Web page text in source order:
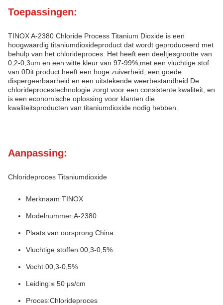
Toepassingen:
TINOX A-2380 Chloride Process Titanium Dioxide is een
hoogwaardig titaniumdioxideproduct dat wordt geproduceerd met
behulp van het chlorideproces. Het heeft een deeltjesgrootte van
0,2-0,3um en een witte kleur van 97-99%,met een vluchtige stof
van 0Dit product heeft een hoge zuiverheid, een goede
dispergeerbaarheid en een uitstekende weerbestandheid.De
chlorideprocestechnologie zorgt voor een consistente kwaliteit, en
is een economische oplossing voor klanten die
kwaliteitsproducten van titaniumdioxide nodig hebben.
Aanpassing:
Chlorideproces Titaniumdioxide
Merknaam:TINOX
Modelnummer:A-2380
Plaats van oorsprong:China
Vluchtige stoffen:00,3-0,5%
Vocht:00,3-0,5%
Leiding:≤ 50 μs/cm
Proces:Chlorideproces